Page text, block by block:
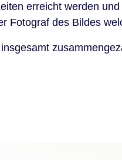
erreicht werden
Fotograf des Bildes